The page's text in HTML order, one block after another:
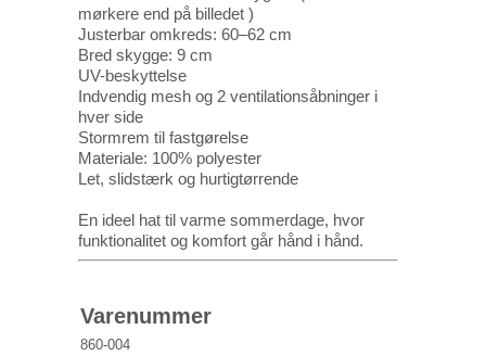
mørkere end på billedet )
Justerbar omkreds: 60–62 cm
Bred skygge: 9 cm
UV-beskyttelse
Indvendig mesh og 2 ventilationsåbninger i
hver side
Stormrem til fastgørelse
Materiale: 100% polyester
Let, slidstærk og hurtigtørrende
En ideel hat til varme sommerdage, hvor
funktionalitet og komfort går hånd i hånd.
Varenummer
860-004